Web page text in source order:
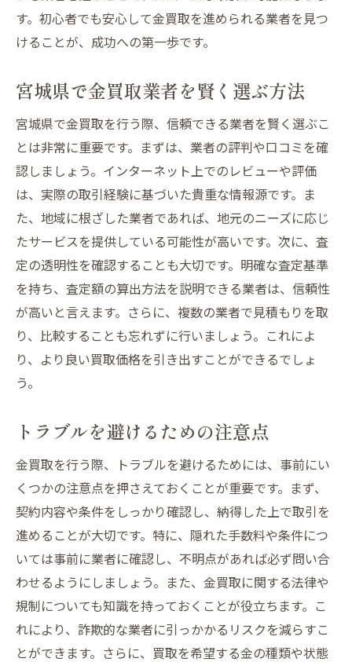
す。初心者でも安心して金買取を進められる業者を見つ
けることが、成功への第一歩です。
宮城県で金買取業者を賢く選ぶ方法
宮城県で金買取を行う際、信頼できる業者を賢く選ぶこ
とは非常に重要です。まずは、業者の評判や口コミを確
認しましょう。インターネット上でのレビューや評価
は、実際の取引経験に基づいた貴重な情報源です。ま
た、地域に根ざした業者であれば、地元のニーズに応じ
たサービスを提供している可能性が高いです。次に、査
定の透明性を確認することも大切です。明確な査定基準
を持ち、査定額の算出方法を説明できる業者は、信頼性
が高いと言えます。さらに、複数の業者で見積もりを取
り、比較することも忘れずに行いましょう。これによ
り、より良い買取価格を引き出すことができるでしょ
う。
トラブルを避けるための注意点
金買取を行う際、トラブルを避けるためには、事前にい
くつかの注意点を押さえておくことが重要です。まず、
契約内容や条件をしっかり確認し、納得した上で取引を
進めることが大切です。特に、隠れた手数料や条件につ
いては事前に業者に確認し、不明点があれば必ず問い合
わせるようにしましょう。また、金買取に関する法律や
規制についても知識を持っておくことが役立ちます。こ
れにより、詐欺的な業者に引っかかるリスクを減らすこ
とができます。さらに、買取を希望する金の種類や状態